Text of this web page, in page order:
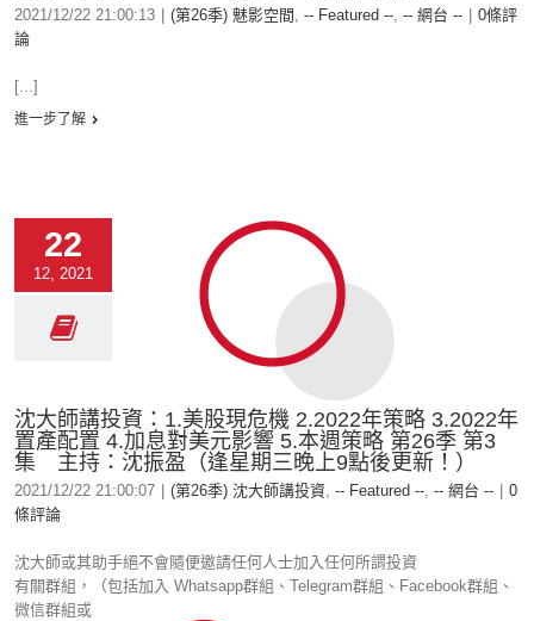
2021/12/22 21:00:13 (第26季) 魅影空間 , -- Featured --, -- 網台 --
0條評
論
[...]
進一步了解
22
12, 2021
沈大師講投資：1.美股現危機 2.2022年策略 3.2022年
置產配置 4.加息對美元影響 5.本週策略 第26季 第3
集 主持：沈振盈（逢星期三晚上9點後更新！）
2021/12/22 21:00:07 (第26季) 沈大師講投資, -- Featured --, -- 網台 --
0
條評論
沈大師或其助手絕不會隨便邀請任何人士加入任何所謂投資
有關群組，（包括加入 Whatsapp群組、Telegram群組、Facebook群組、
微信群組或